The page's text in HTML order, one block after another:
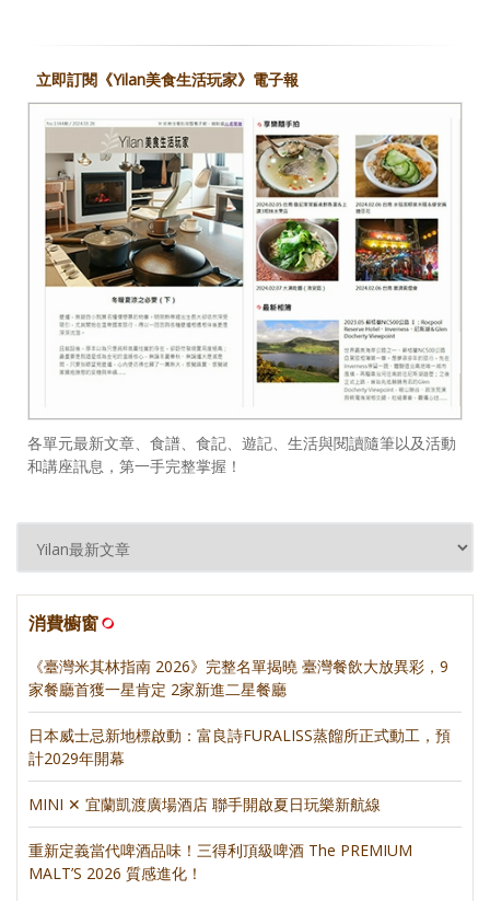
立即訂閱《Yilan美食生活玩家》電子報
各單元最新文章、食譜、食記、遊記、生活與閱讀隨筆以及活動
和講座訊息，第一手完整掌握！
消費櫥窗
《臺灣米其林指南 2026》完整名單揭曉 臺灣餐飲大放異彩，9
家餐廳首獲一星肯定 2家新進二星餐廳
日本威士忌新地標啟動：富良詩FURALISS蒸餾所正式動工，預
計2029年開幕
MINI ✕ 宜蘭凱渡廣場酒店 聯手開啟夏日玩樂新航線
重新定義當代啤酒品味！三得利頂級啤酒 The PREMIUM
MALT’S 2026 質感進化！